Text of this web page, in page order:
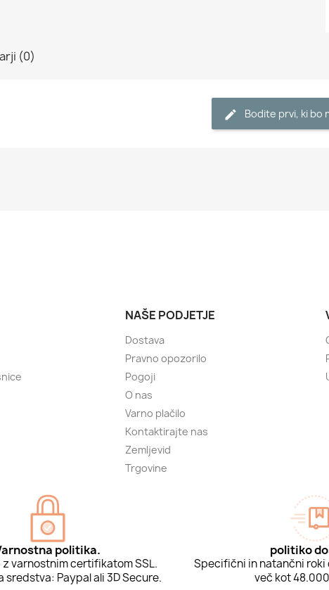
(0)
Bodite prvi, ki bo
NAŠE PODJETJE
Dostava
Pravno opozorilo
Pogoji
O nas
Varno plačilo
Kontaktirajte nas
Zemljevid
Trgovine
politika.
z varnostnim certifikatom SSL.
sredstva: Paypal ali 3D Secure.
politiko
Specifični in natančni roki
več kot